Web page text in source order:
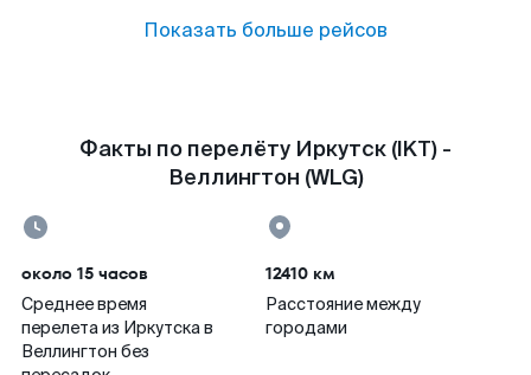
Показать больше рейсов
Факты по перелёту Иркутск (IKT) -
Веллингтон (WLG)
около 15 часов
Среднее время
перелета из Иркутска в
Веллингтон без
12410 км
Расстояние между
городами